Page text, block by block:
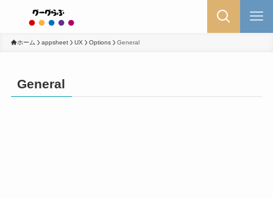
ホーム appsheet UX Options General
General